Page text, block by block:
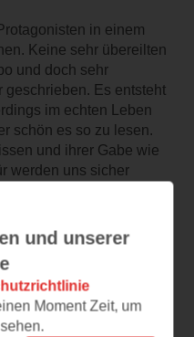
in einem
Keine sehr übereilten
und doch sehr
geschrieben. Es entsteht
im echten Leben
schön es so zu lesen.
und ihrer Gabe wie
werden uns sicher
weitere Bücher der
und unserer
Moment Zeit, um